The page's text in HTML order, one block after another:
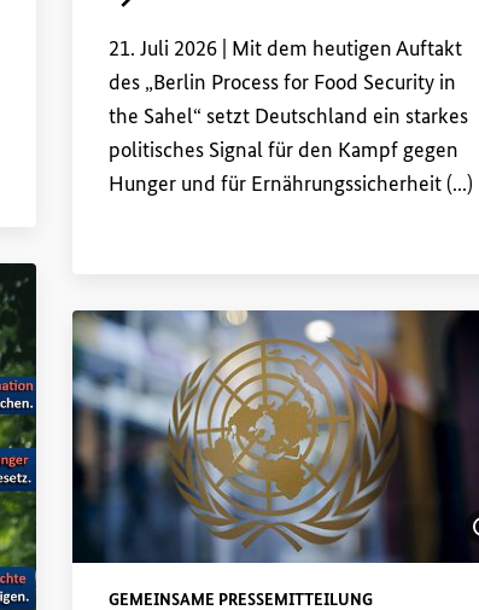
21. Juli 2026 | Mit dem heutigen Auftakt
des „Berlin Processfor Food Security in
the Sahel“ setzt Deutschland ein starkes
politisches Signal für den Kampf gegen
Hunger und für Ernährungssicherheit (...)
GEMEINSAME PRESSEMITTEILUNG